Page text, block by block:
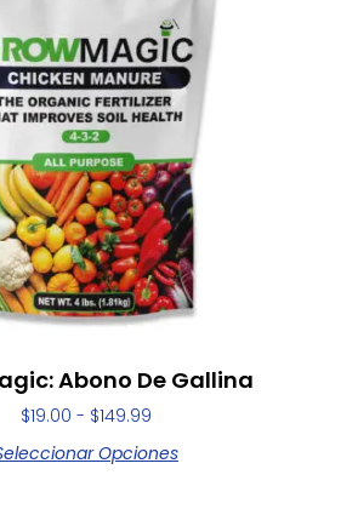
Abono De Gallina
$19.00 - $149.99
Opciones